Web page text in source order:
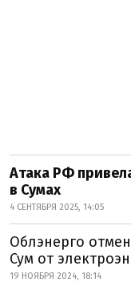
Атака РФ
в Сумах
4 СЕНТЯБРЯ 2025, 14:05
Облэнерго
Сум от
19 НОЯБРЯ 2024, 18:14